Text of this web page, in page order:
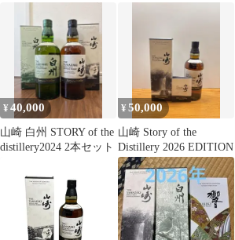
ラリー 2024 700ml 国産
ウイスキー 【古酒】
¥40,000
山崎 白州 STORY of the
distillery2024 2本セット
¥50,000
山崎 Story of the
Distillery 2026 EDITION